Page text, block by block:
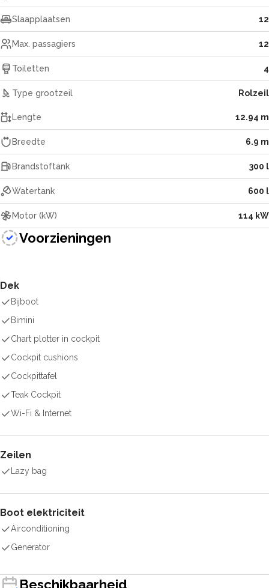
Slaapplaatsen 12
Max. passagiers 12
Toiletten 4
Type grootzeil Rolzeil
Lengte 12.94 m
Breedte 6.9 m
Brandstoftank 300 l
Watertank 600 l
Motor (kW) 114 kW
Voorzieningen
Dek
Bijboot
Bimini
Chart plotter in cockpit
Cockpit cushions
Cockpittafel
Teak Cockpit
Wi-Fi & Internet
Zeilen
Lazy bag
Boot elektriciteit
Airconditioning
Generator
Beschikbaarheid